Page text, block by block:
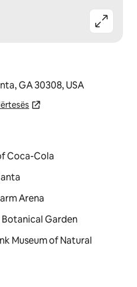
GA 30308, USA
Coca-Cola
Arena
Garden
Museum of Natural